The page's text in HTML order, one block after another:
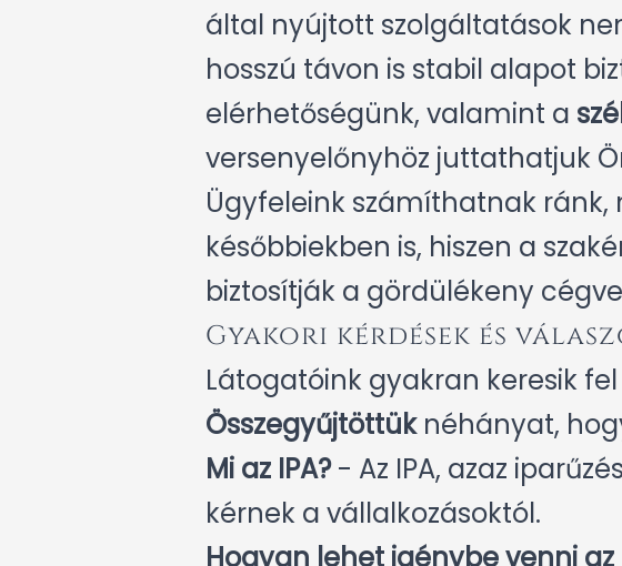
által nyújtott szolgáltatások
hosszú távon is stabil alapot
elérhetőségünk, valamint a
versenyelőnyhöz juttathatjuk
Ügyfeleink számíthatnak
későbbiekben is, hiszen a
biztosítják a gördülékeny
Gyakori kérdések és
Látogatóink gyakran keresik
Összegyűjtöttüknéhányat,
Mi az IPA?- Az IPA, azaz
kérnek a vállalkozásoktól.
Hogyan lehet igénybe venni az